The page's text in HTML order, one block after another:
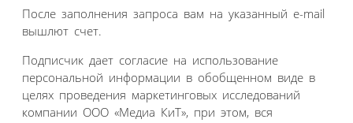
После заполнения запроса вам на указанный e-mail
вышлют счет.
Подписчик дает согласие на использование
персональной информации в обобщенном виде в
целях проведения маркетинговых исследований
компании ООО «Медиа КиТ», при этом, вся